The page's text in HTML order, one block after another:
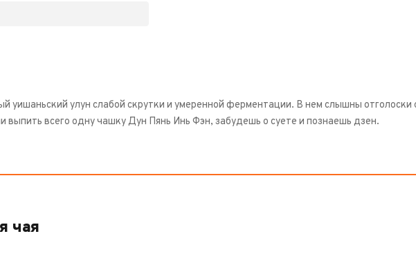
уишаньский улун слабой скрутки и умеренной ферментации. В нем слышны отголоски
выпить всего одну чашку Дун Пянь Инь Фэн, забудешь о суете и познаешь дзен.
чая